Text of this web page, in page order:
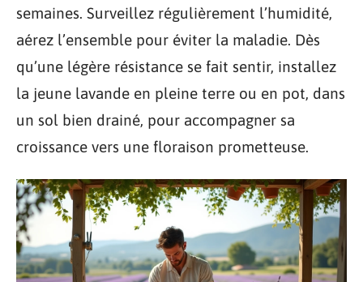
semaines. Surveillez régulièrement l’humidité,
aérez l’ensemble pour éviter la maladie. Dès
qu’une légère résistance se fait sentir, installez
la jeune lavande en pleine terre ou en pot, dans
un sol bien drainé, pour accompagner sa
croissance vers une floraison prometteuse.